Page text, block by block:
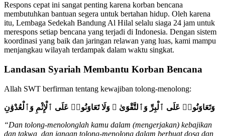
Respons cepat ini sangat penting karena korban bencana
membutuhkan bantuan segera untuk bertahan hidup. Oleh karena
itu, Lembaga Sedekah Bandung Al Hilal selalu siaga 24 jam untuk
merespons setiap bencana yang terjadi di Indonesia. Dengan sistem
koordinasi yang baik dan jaringan relawan yang luas, kami mampu
menjangkau wilayah terdampak dalam waktu singkat.
Landasan Syariah Membantu Korban Bencana
Allah SWT berfirman tentang kewajiban tolong-menolong:
وَتَعَاوَنُوا۟ عَلَى ٱلْبِرِّ وَٱلتَّقْوَىٰ ۖ وَلَا تَعَاوَنُوا۟ عَلَى ٱلْإِثْمِ وَٱلْعُدْوَٰنِ
“Dan tolong-menolonglah kamu dalam (mengerjakan) kebajikan
dan takwa, dan jangan tolong-menolong dalam berbuat dosa dan